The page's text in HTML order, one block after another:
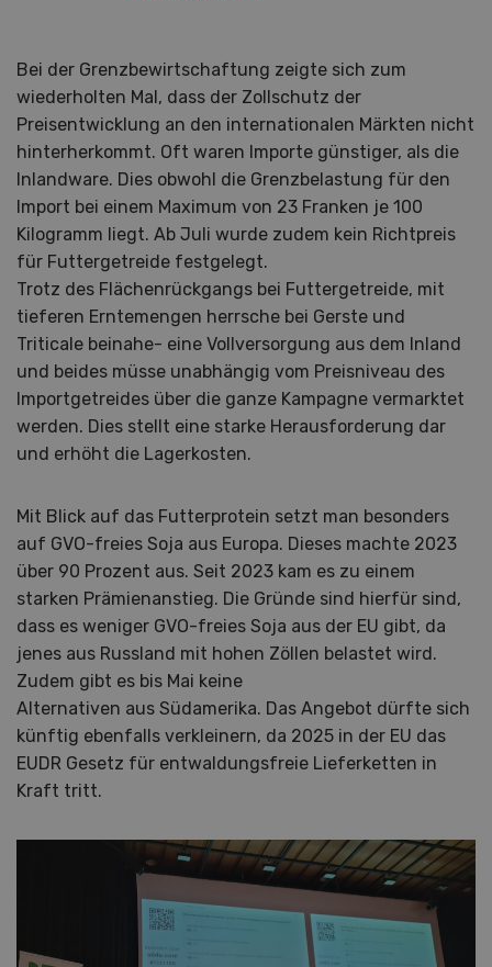
Bei der Grenzbewirtschaftung zeigte sich zum
wiederholten Mal, dass der Zollschutz der
Preisentwicklung an den internationalen Märkten nicht
hinterherkommt. Oft waren Importe günstiger, als die
Inlandware. Dies obwohl die Grenzbelastung für den
Import bei einem Maximum von 23 Franken je 100
Kilogramm liegt. Ab Juli wurde zudem kein Richtpreis
für Futtergetreide festgelegt.
Trotz des Flächenrückgangs bei Futtergetreide, mit
tieferen Erntemengen herrsche bei Gerste und
Triticale beinahe- eine Vollversorgung aus dem Inland
und beides müsse unabhängig vom Preisniveau des
Importgetreides über die ganze Kampagne vermarktet
werden. Dies stellt eine starke Herausforderung dar
und erhöht die Lagerkosten.
Mit Blick auf das Futterprotein setzt man besonders
auf GVO-freies Soja aus Europa. Dieses machte 2023
über 90 Prozent aus. Seit 2023 kam es zu einem
starken Prämienanstieg. Die Gründe sind hierfür sind,
dass es weniger GVO-freies Soja aus der EU gibt, da
jenes aus Russland mit hohen Zöllen belastet wird.
Zudem gibt es bis Mai keine
Alternativen aus Südamerika. Das Angebot dürfte sich
künftig ebenfalls verkleinern, da 2025 in der EU das
EUDR Gesetz für entwaldungsfreie Lieferketten in
Kraft tritt.